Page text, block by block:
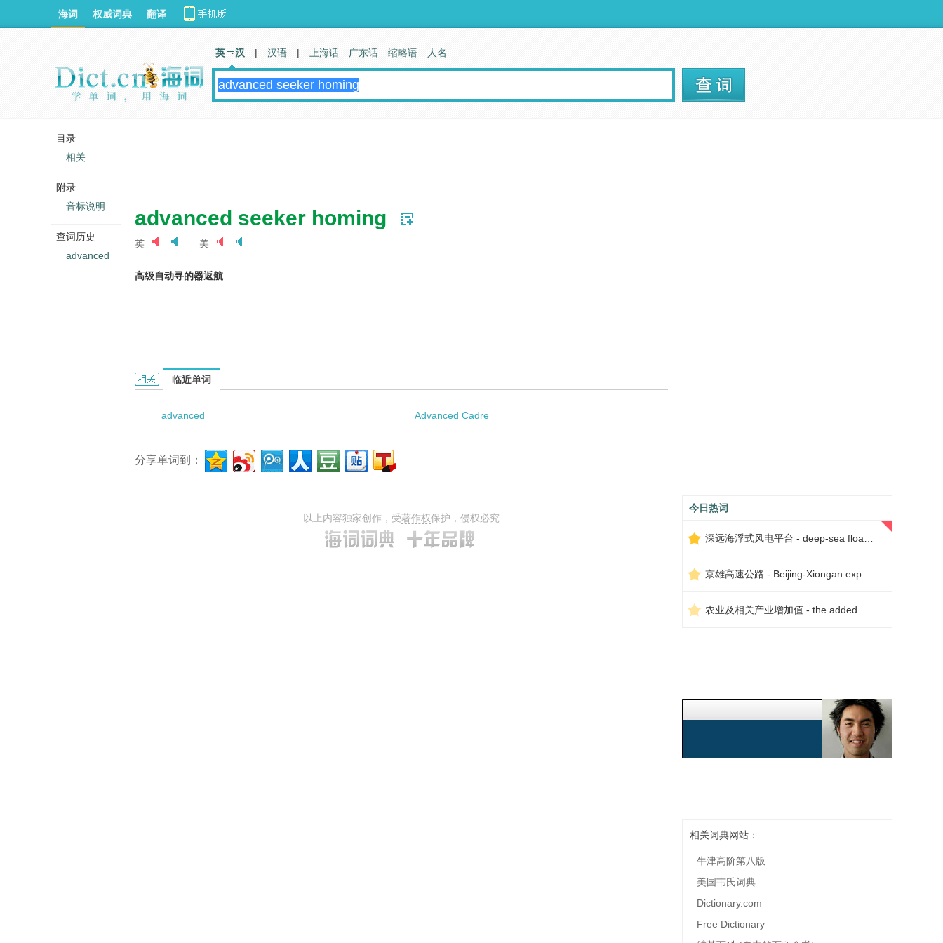
advanced seeker homing
英 美
高级自动寻的器返航
Advanced Seeker Homing的相关资料：
临近单词
advanced Advanced Cadre
分享单词到：
以上内容独家创作，受著作权保护，侵权必究
今日热词
相关词典网站：
牛津高阶第八版
美国韦氏词典
Dictionary.com
Free Dictionary
海词 权威词典 翻译
英 汉 | 汉语 | 上海话 广东话 缩略语 人名
目录
相关
附录
音标说明
查词历史
advanced